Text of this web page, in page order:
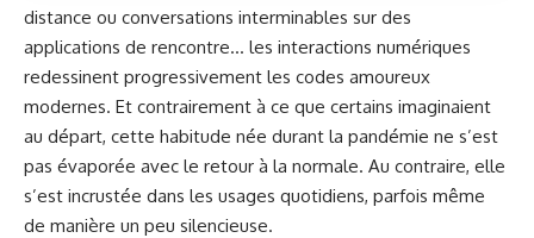
distance ou conversations interminables sur des
applications de rencontre… les interactions numériques
redessinent progressivement les codes amoureux
modernes. Et contrairement à ce que certains imaginaient
au départ, cette habitude née durant la pandémie ne s’est
pas évaporée avec le retour à la normale. Au contraire, elle
s’est incrustée dans les usages quotidiens, parfois même
de manière un peu silencieuse.